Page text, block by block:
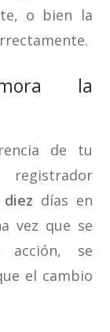
o bien la
la
de tu
días en
vez que se
acción, se
el cambio